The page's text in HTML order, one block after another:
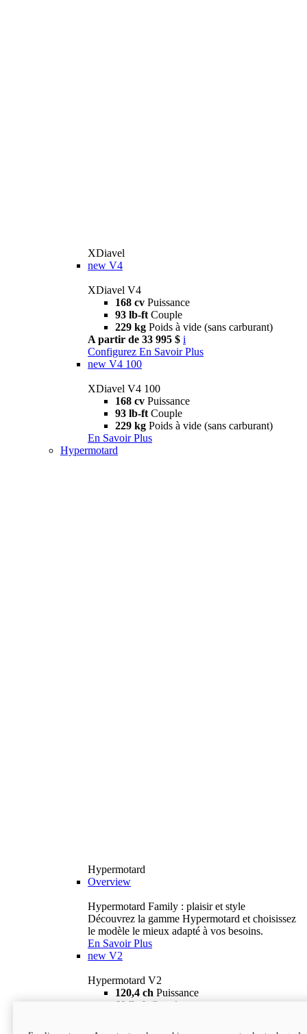
XDiavel
new V4
XDiavel V4
168 cv Puissance
93 lb-ft Couple
229 kg Poids à vide (sans carburant)
A partir de 33 995 $ i
Configurez En Savoir Plus
new V4 100
XDiavel V4 100
168 cv Puissance
93 lb-ft Couple
229 kg Poids à vide (sans carburant)
En Savoir Plus
Hypermotard
Hypermotard
Overview
Hypermotard Family : plaisir et style
Découvrez la gamme Hypermotard et choisissez
le modèle le mieux adapté à vos besoins.
En Savoir Plus
new V2
Hypermotard V2
120,4 ch Puissance
69 lb-ft
Couple
18 895 $